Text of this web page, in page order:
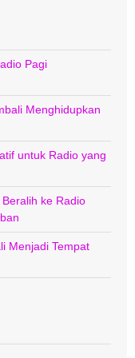
Pagi
Menghidupkan
untuk Radio yang
ke Radio
Menjadi Tempat